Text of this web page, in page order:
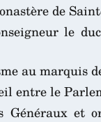
de
le
au marquis
entre le
et